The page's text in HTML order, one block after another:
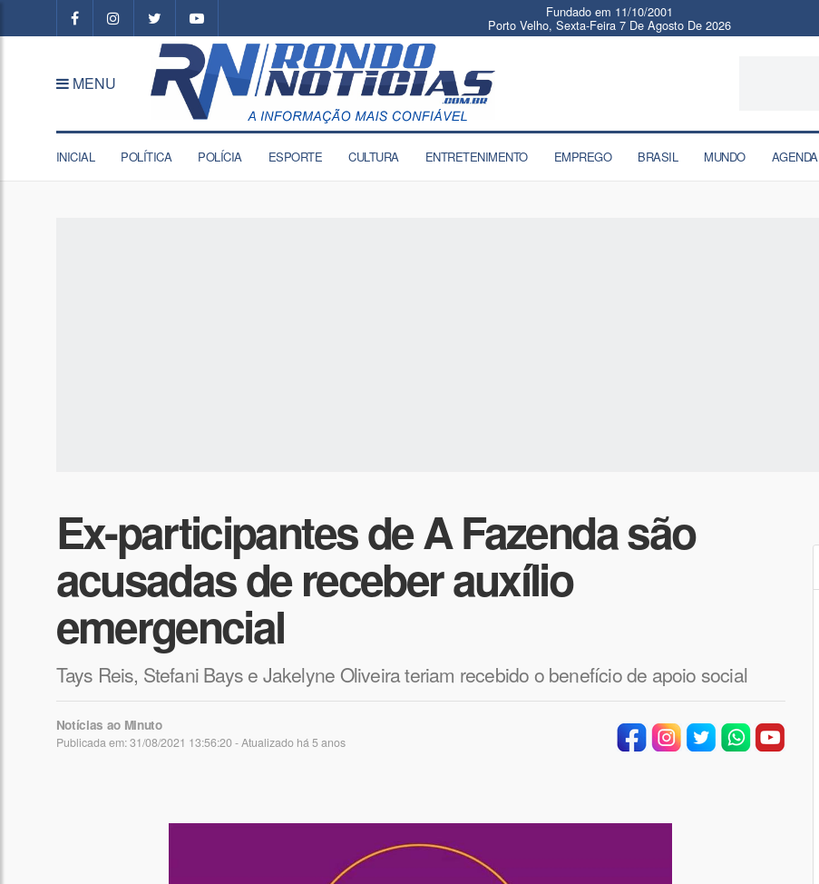
Fundado em 11/10/2001
Porto Velho, Sexta-Feira 7 De Agosto De 2026
MENU
INICIAL POLÍTICA POLÍCIA ESPORTE CULTURA ENTRETENIMENTO EMPREGO BRASIL MUNDO AGENDA
Ex-participantes de A Fazenda são
acusadas de receber auxílio
emergencial
Tays Reis, Stefani Bays e Jakelyne Oliveira teriam recebido o benefício de apoio social
Notícias ao Minuto
Publicada em: 31/08/2021 13:56:20 - Atualizado há 5 anos